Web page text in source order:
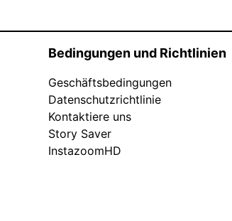
Bedingungen und Richtlinien
Geschäftsbedingungen
Datenschutzrichtlinie
Kontaktiere uns
Story Saver
InstazoomHD